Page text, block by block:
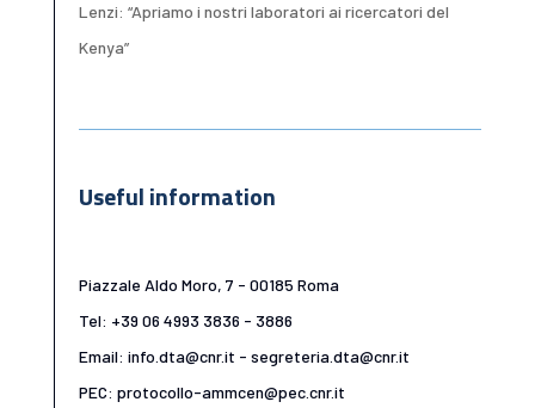
Lenzi: “Apriamo i nostri laboratori ai ricercatori del
Kenya”
Useful information
Piazzale Aldo Moro, 7 - 00185 Roma
Tel: +39 06 4993 3836 - 3886
Email: info.dta@cnr.it - segreteria.dta@cnr.it
PEC: protocollo-ammcen@pec.cnr.it